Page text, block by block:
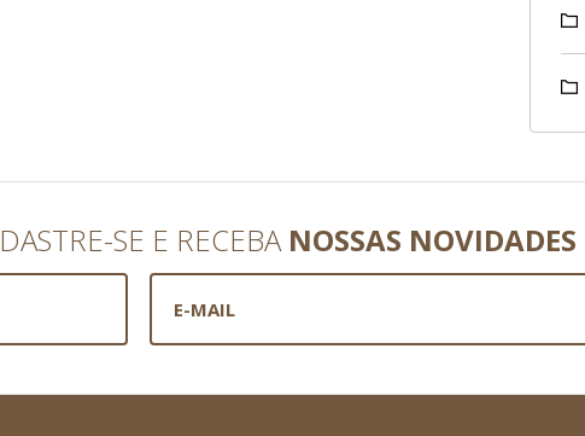
SE E RECEBA NOSSAS NOVIDADES